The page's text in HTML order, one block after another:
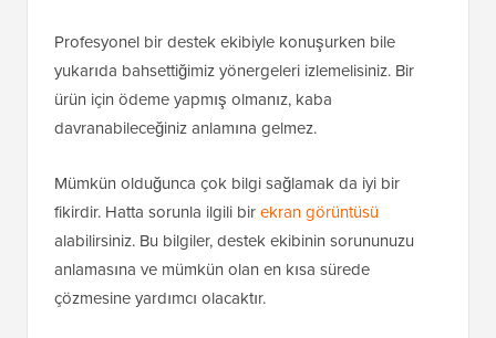
Profesyonel bir destek ekibiyle konuşurken bile
yukarıda bahsettiğimiz yönergeleri izlemelisiniz. Bir
ürün için ödeme yapmış olmanız, kaba
davranabileceğiniz anlamına gelmez.
Mümkün olduğunca çok bilgi sağlamak da iyi bir
fikirdir. Hatta sorunla ilgili birekran görüntüsü
alabilirsiniz. Bu bilgiler, destek ekibinin sorununuzu
anlamasına ve mümkün olan en kısa sürede
çözmesine yardımcı olacaktır.